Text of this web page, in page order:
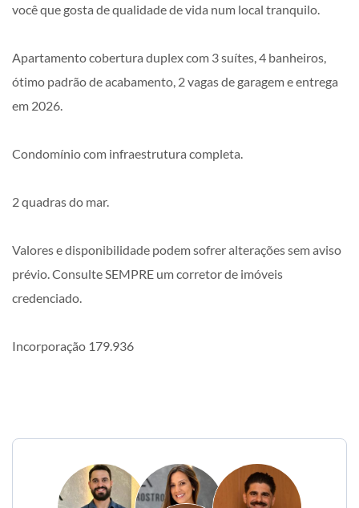
você que gosta de qualidade de vida num local tranquilo.
Apartamento cobertura duplex com 3 suítes, 4 banheiros,
ótimo padrão de acabamento, 2 vagas de garagem e entrega
em 2026.
Condomínio com infraestrutura completa.
2 quadras do mar.
Valores e disponibilidade podem sofrer alterações sem aviso
prévio. Consulte SEMPRE um corretor de imóveis
credenciado.
Incorporação 179.936